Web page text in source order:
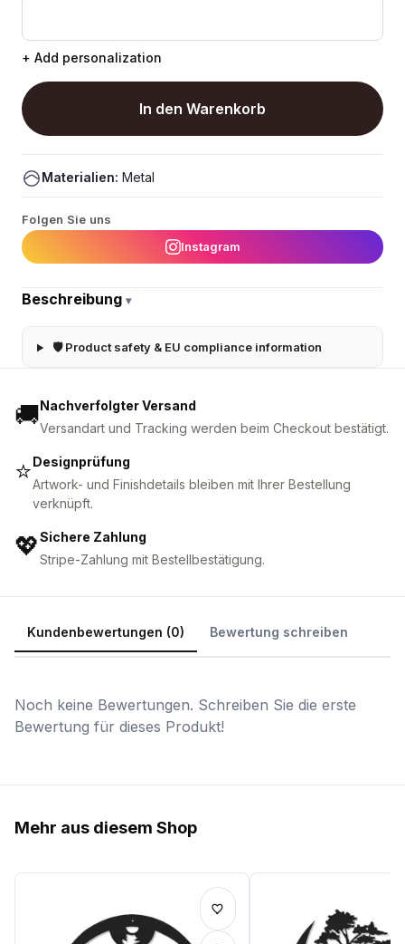
+ Add personalization
In den Warenkorb
Materialien: Metal
Folgen Sie uns
Instagram
Beschreibung ▾
🛡 Product safety & EU compliance information
🚚Nachverfolgter Versand
Versandart und Tracking werden beim Checkout bestätigt.
⭐Designprüfung
Artwork- und Finishdetails bleiben mit Ihrer Bestellung
verknüpft.
💖Sichere Zahlung
Stripe-Zahlung mit Bestellbestätigung.
Kundenbewertungen (0) Bewertung schreiben
Noch keine Bewertungen. Schreiben Sie die erste
Bewertung für dieses Produkt!
Mehr aus diesem Shop